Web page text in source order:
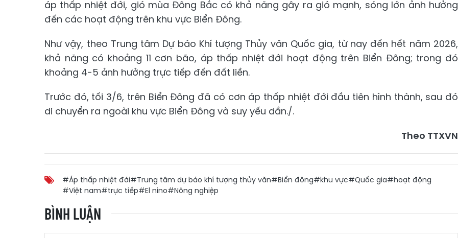
áp thấp nhiệt đới, gió mùa Đông Bắc có khả năng gây ra gió mạnh, sóng lớn ảnh hưởng
đến các hoạt động trên khu vực Biển Đông.
Như vậy, theo Trung tâm Dự báo Khí tượng Thủy văn Quốc gia, từ nay đến hết năm 2026,
khả năng có khoảng 11 cơn bão, áp thấp nhiệt đới hoạt động trên Biển Đông; trong đó
khoảng 4-5 ảnh hưởng trực tiếp đến đất liền.
Trước đó, tối 3/6, trên Biển Đông đã có cơn áp thấp nhiệt đới đầu tiên hình thành, sau đó
di chuyển ra ngoài khu vực Biển Đông và suy yếu dần./.
Theo TTXVN
#Áp thấp nhiệt đới#Trung tâm dự báo khí tượng thủy văn#Biển đông#khu vực#Quốc gia#hoạt động
#Việt nam#trực tiếp#El nino#Nông nghiệp
BÌNH LUẬN